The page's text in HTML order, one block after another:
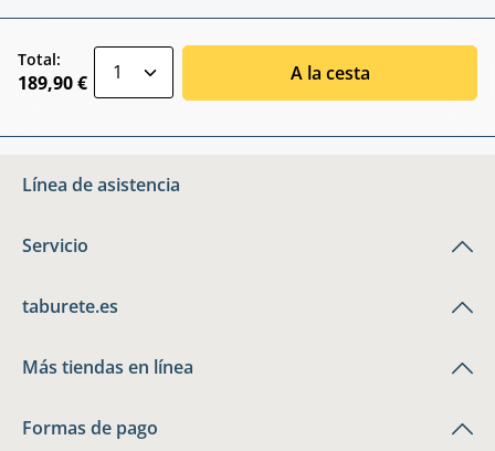
Total:
189,90 € A la cesta
Línea de asistencia
Servicio
taburete.es
Más tiendas en línea
Formas de pago